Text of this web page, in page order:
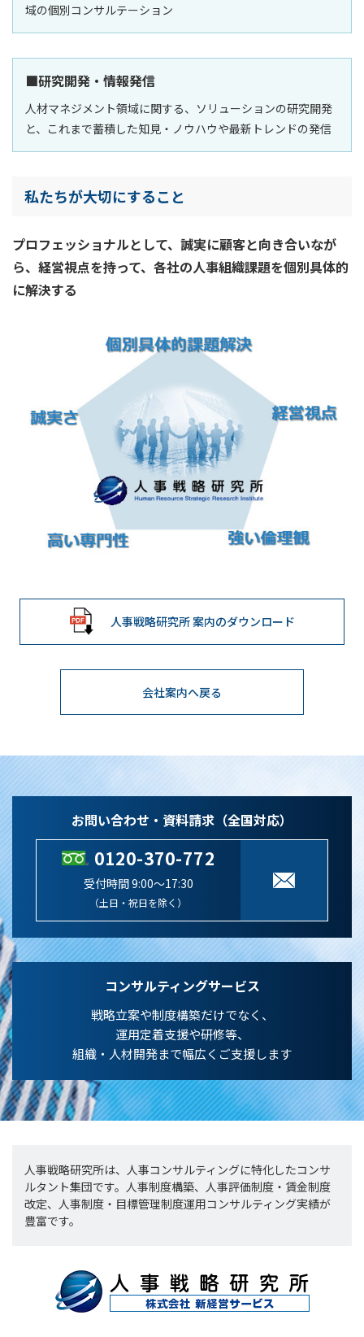
域の個別コンサルテーション
■研究開発・情報発信
人材マネジメント領域に関する、ソリューションの研究開発
と、これまで蓄積した知見・ノウハウや最新トレンドの発信
私たちが大切にすること
プロフェッショナルとして、誠実に顧客と向き合いなが
ら、経営視点を持って、各社の人事組織課題を個別具体的
に解決する
人事戦略研究所 案内のダウンロード
会社案内へ戻る
お問い合わせ・資料請求（全国対応）
0120-370-772
受付時間 9:00～17:30
（土日・祝日を除く）
コンサルティングサービス
戦略立案や制度構築だけでなく、
運用定着支援や研修等、
組織・人材開発まで幅広くご支援します
人事戦略研究所は、人事コンサルティングに特化したコンサ
ルタント集団です。人事制度構築、人事評価制度・賃金制度
改定、人事制度・目標管理制度運用コンサルティング実績が
豊富です。